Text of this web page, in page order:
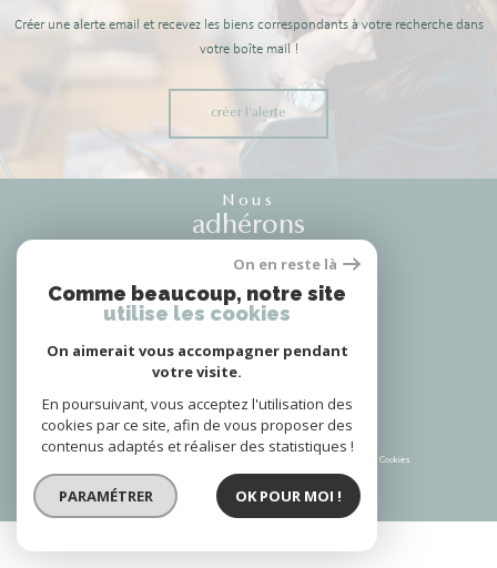
Créer une alerte email et recevez les biens correspondants à votre recherche dans
votre boîte mail !
créer l'alerte
Nous
adhérons
Nous
suivre
© 2026 | Tous droits réservés | Traduction powered by Google |
Politique RGPD Cookies
On en reste là
Comme beaucoup, notre site
utilise les cookies
On aimerait vous accompagner pendant
votre visite.
En poursuivant, vous acceptez l'utilisation des
cookies par ce site, afin de vous proposer des
contenus adaptés et réaliser des statistiques !
PARAMÉTRER OK POUR MOI !